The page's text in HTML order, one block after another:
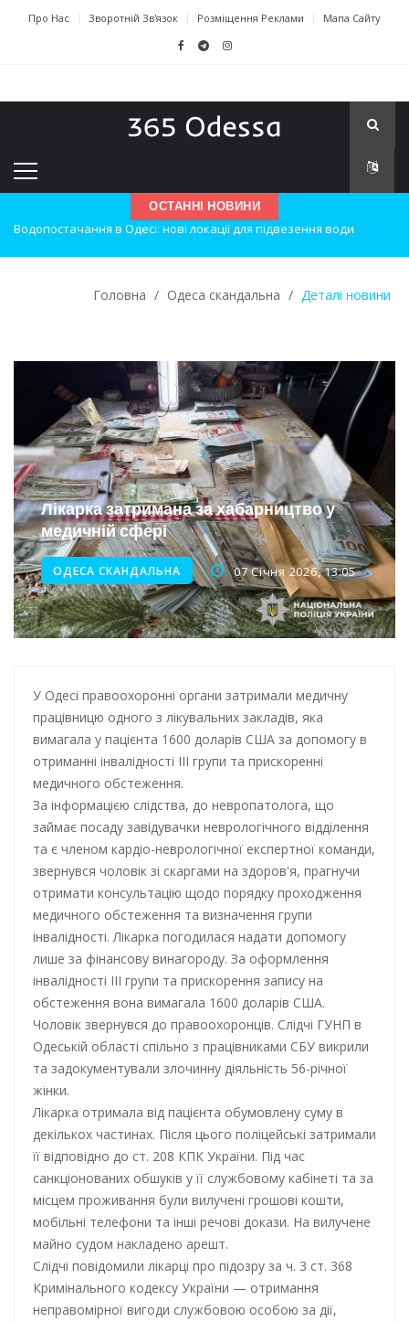
Про Нас Зворотній Зв'язок Розміщення Реклами Мапа Сайту
ОСТАННІ НОВИНИ
Нічна атака на Одесу: наслідки вибухів
Новини з Зимової школи інсульту в Швейцарії
Інтеграція ветеранів в українське суспільство
Нічна атака на Одесу: наслідки обстрілу
Енергетична підтримка для Одеси
Водопостачання в Одесі: нові локації для підвезення води
Головна / Одеса скандальна / Деталі новини
Лікарка затримана за хабарництво у
медичній сфері
ОДЕСА СКАНДАЛЬНА 07 Січня 2026, 13:05
У Одесі правоохоронні органи затримали медичну
працівницю одного з лікувальних закладів, яка
вимагала у пацієнта 1600 доларів США за допомогу в
отриманні інвалідності ІІІ групи та прискоренні
медичного обстеження.
За інформацією слідства, до невропатолога, що
займає посаду завідувачки неврологічного відділення
та є членом кардіо-неврологічної експертної команди,
звернувся чоловік зі скаргами на здоров'я, прагнучи
отримати консультацію щодо порядку проходження
медичного обстеження та визначення групи
інвалідності. Лікарка погодилася надати допомогу
лише за фінансову винагороду. За оформлення
інвалідності ІІІ групи та прискорення запису на
обстеження вона вимагала 1600 доларів США.
Чоловік звернувся до правоохоронців. Слідчі ГУНП в
Одеській області спільно з працівниками СБУ викрили
та задокументували злочинну діяльність 56-річної
жінки.
Лікарка отримала від пацієнта обумовлену суму в
декількох частинах. Після цього поліцейські затримали
її відповідно до ст. 208 КПК України. Під час
санкціонованих обшуків у її службовому кабінеті та за
місцем проживання були вилучені грошові кошти,
мобільні телефони та інші речові докази. На вилучене
майно судом накладено арешт.
Слідчі повідомили лікарці про підозру за ч. 3 ст. 368
Кримінального кодексу України — отримання
неправомірної вигоди службовою особою за дії,